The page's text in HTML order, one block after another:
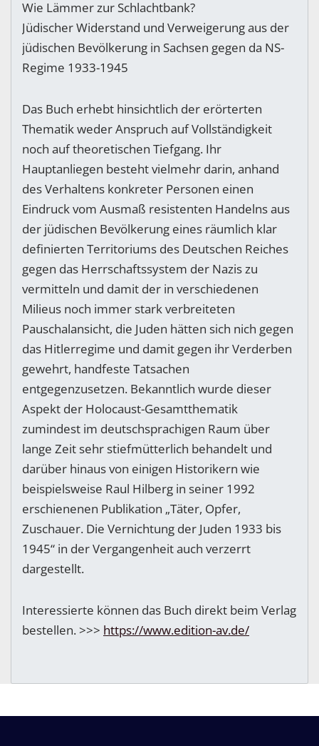
Wie Lämmer zur Schlachtbank?
Jüdischer Widerstand und Verweigerung aus der
jüdischen Bevölkerung in Sachsen gegen da NS-
Regime 1933-1945
Das Buch erhebt hinsichtlich der erörterten
Thematik weder Anspruch auf Vollständigkeit
noch auf theoretischen Tiefgang. Ihr
Hauptanliegen besteht vielmehr darin, anhand
des Verhaltens konkreter Personen einen
Eindruck vom Ausmaß resistenten Handelns aus
der jüdischen Bevölkerung eines räumlich klar
definierten Territoriums des Deutschen Reiches
gegen das Herrschaftssystem der Nazis zu
vermitteln und damit der in verschiedenen
Milieus noch immer stark verbreiteten
Pauschalansicht, die Juden hätten sich nich gegen
das Hitlerregime und damit gegen ihr Verderben
gewehrt, handfeste Tatsachen
entgegenzusetzen. Bekanntlich wurde dieser
Aspekt der Holocaust-Gesamtthematik
zumindest im deutschsprachigen Raum über
lange Zeit sehr stiefmütterlich behandelt und
darüber hinaus von einigen Historikern wie
beispielsweise Raul Hilberg in seiner 1992
erschienenen Publikation „Täter, Opfer,
Zuschauer. Die Vernichtung der Juden 1933 bis
1945“ in der Vergangenheit auch verzerrt
dargestellt.
Interessierte können das Buch direkt beim Verlag
bestellen. >>> https://www.edition-av.de/